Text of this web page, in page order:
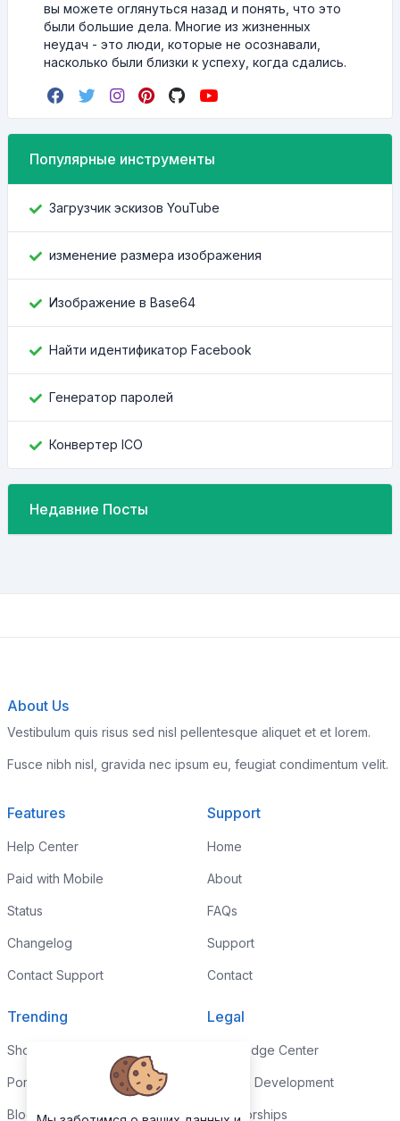
вы можете оглянуться назад и понять, что это
были большие дела. Многие из жизненных
неудач - это люди, которые не осознавали,
насколько были близки к успеху, когда сдались.
Популярные инструменты
Загрузчик эскизов YouTube
изменение размера изображения
Изображение в Base64
Найти идентификатор Facebook
Генератор паролей
Конвертер ICO
Недавние Посты
About Us
Vestibulum quis risus sed nisl pellentesque aliquet et et lorem.
Fusce nibh nisl, gravida nec ipsum eu, feugiat condimentum velit.
Features
Help Center
Paid with Mobile
Status
Changelog
Contact Support
Support
Home
About
FAQs
Support
Contact
Trending
Shop
Portfolio
Blog
Legal
Knowledge Center
Custom Development
Sponsorships